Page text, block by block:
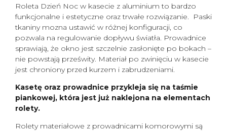
Roleta Dzień Noc w kasecie z aluminium to bardzo
funkcjonalne i estetyczne oraz trwałe rozwiązanie. Paski
tkaniny mozna ustawić w różnej konfiguracji, co
pozwala na regulowanie dopływu światła. Prowadnice
sprawiają, że okno jest szczelnie zasłonięte po bokach –
nie powstają prześwity. Materiał po zwinięciu w kasecie
jest chroniony przed kurzem i zabrudzeniami.
Kasetę oraz prowadnice przykleja się na taśmie
piankowej, która jest już naklejona na elementach
rolety.
Rolety materiałowe z prowadnicami komorowymi są